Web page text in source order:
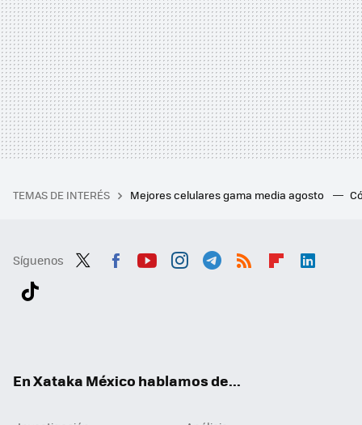
TEMAS DE INTERÉS Mejores celulares gama media agosto
Síguenos
En Xataka México hablamos de...